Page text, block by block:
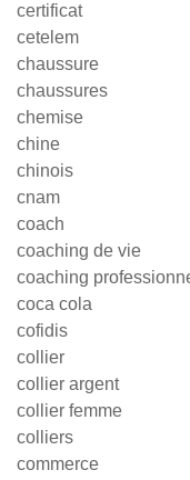
certificat
cetelem
chaussure
chaussures
chemise
chine
chinois
cnam
coach
coaching de vie
coaching
coca cola
cofidis
collier
collier argent
collier femme
colliers
commerce